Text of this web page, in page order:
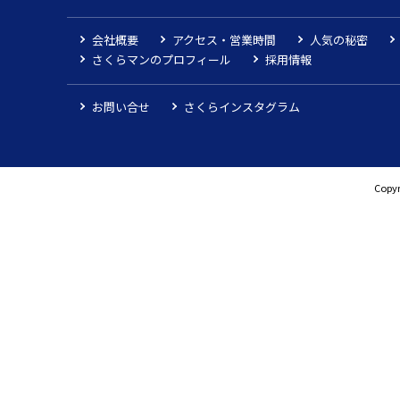
会社概要 アクセス・営業時間
人気の秘密
さくらマンのプロフィール
採用情報
お問い合せ さくらインスタグラム